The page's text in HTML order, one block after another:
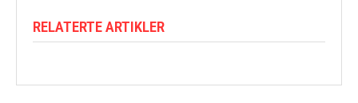
RELATERTE ARTIKLER